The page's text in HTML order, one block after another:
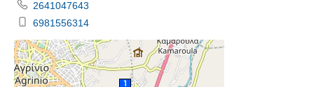
2641047643
6981556314